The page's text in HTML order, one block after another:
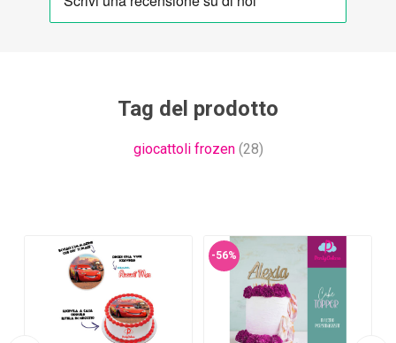
Tag del prodotto
giocattoli frozen (28)
-56%